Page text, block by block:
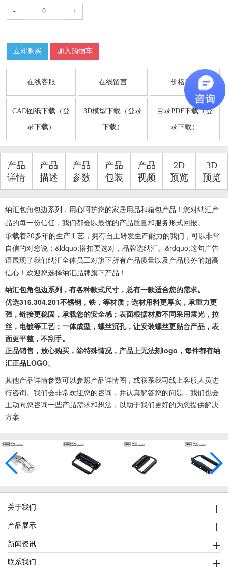
- +
立即购买 加入购物车
在线客服 在线留言 价格咨询
CAD图纸下载（登
录下载）
3D模型下载（登录
下载）
目录PDF下载（登
录下载）
产品
详情
产品
描述
产品
参数
产品
包装
产品
视频
2D
预览
3D
预览
纳汇包角包边系列，用心呵护您的家居用品和箱包产品！您对纳汇产
品的每一份信任，我们都会以最优的产品质量和服务形式回报。
承载着20多年的生产工艺，拥有自主研发生产能力的我们，可以非常
自信的对您说：&ldquo;搭扣要选对，品牌选纳汇。&rdquo;这句广告
语展现了我们纳汇全体员工对旗下所有产品质量以及产品服务的超高
信心！欢迎您选择纳汇品牌旗下产品！
纳汇包角包边系列，有各种款式尺寸，总有一款适合您的需求。
优选316.304.201不锈钢，铁，等材质；选材用料更厚实，承重力更
强，链接更稳固，承载您的安全感；表面根据材质不同采用震光，拉
丝，电镀等工艺；一体成型，螺丝沉孔，让安装螺丝更贴合产品，表
面更平整，不刮手。
正品销售，放心购买，除特殊情况，产品上无法刻logo，每件都有纳
汇正品LOGO。
其他产品详情参数可以参照产品详情图，或联系我司线上客服人员进
行咨询。我们会非常欢迎您的咨询，并认真解答您的问题，我们也会
主动向您咨询一些产品需求和想法，以助于我们更好的为您提供解决
方案
关于我们
产品展示
新闻资讯
联系我们